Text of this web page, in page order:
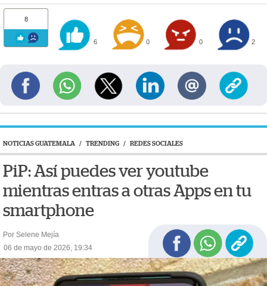
8
6 0 0 2
NOTICIAS GUATEMALA / TRENDING / REDES SOCIALES
PiP: Así puedes ver youtube
mientras entras a otras Apps en tu
smartphone
Por Selene Mejía
06 de mayo de 2026, 19:34